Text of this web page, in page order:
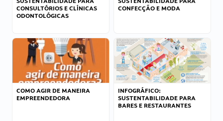
CONSULTÓRIOS E CLÍNICAS
ODONTOLÓGICAS
CONFECÇÃO E MODA
COMO AGIR DE MANEIRA
EMPREENDEDORA
INFOGRÁFICO:
SUSTENTABILIDADE PARA
BARES E RESTAURANTES